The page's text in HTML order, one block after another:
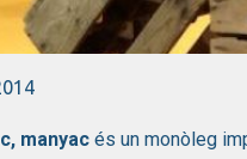
manyac és un monòleg